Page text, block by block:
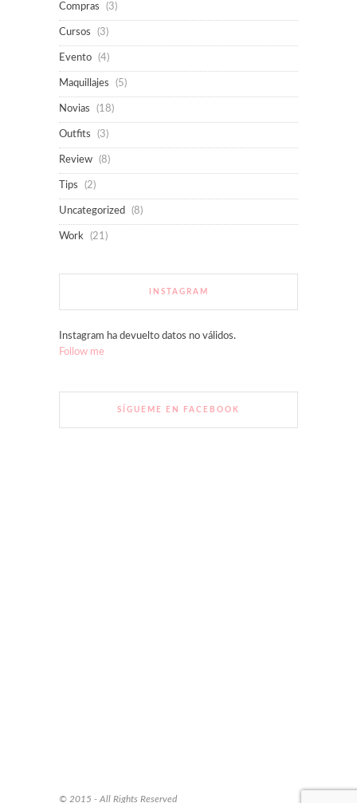
Compras (3)
Cursos (3)
Evento (4)
Maquillajes (5)
Novias (18)
Outfits (3)
Review (8)
Tips (2)
Uncategorized (8)
Work (21)
INSTAGRAM
Instagram ha devuelto datos no válidos.
Follow me
SÍGUEME EN FACEBOOK
© 2015 - All Rights Reserved